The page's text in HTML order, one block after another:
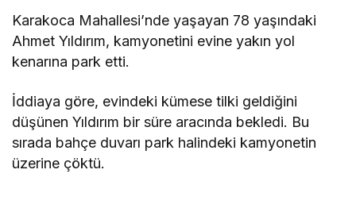
Karakoca Mahallesi’nde yaşayan 78 yaşındaki
Ahmet Yıldırım, kamyonetini evine yakın yol
kenarına park etti.
İddiaya göre, evindeki kümese tilki geldiğini
düşünen Yıldırım bir süre aracında bekledi. Bu
sırada bahçe duvarı park halindeki kamyonetin
üzerine çöktü.